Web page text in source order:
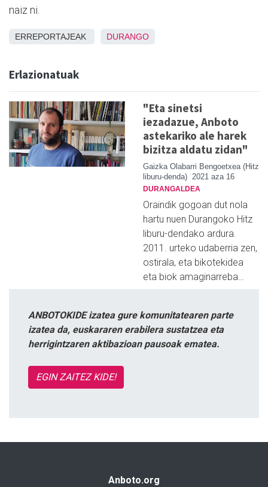
naiz ni.
ERREPORTAJEAK DURANGO
Erlazionatuak
"Eta sinetsi
iezadazue, Anboto
astekariko ale harek
bizitza aldatu zidan"
Gaizka Olabarri Bengoetxea (Hitz
liburu-denda) 2021 aza 16
DURANGALDEA
Oraindik gogoan dut nola
hartu nuen Durangoko Hitz
liburu-dendako ardura.
2011. urteko udaberria zen,
ostirala, eta bikotekidea
eta biok amaginarreba…
ANBOTOKIDE izatea gure komunitatearen parte
izatea da, euskararen erabilera sustatzea eta
herrigintzaren aktibazioan pausoak ematea.
EGIN ZAITEZ KIDE!
Anboto.org